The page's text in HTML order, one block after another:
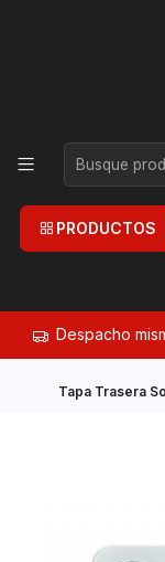
PRODUCTOS
Despacho
Tapa Trasera